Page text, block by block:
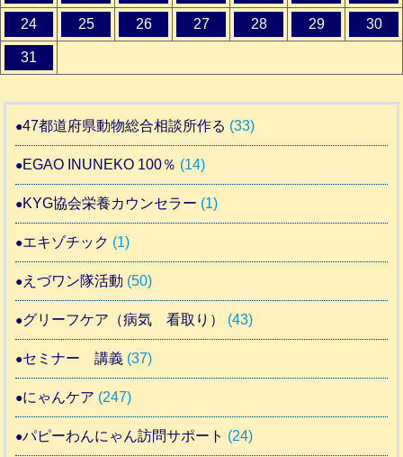
24 25 26 27 28 29 30
31
47都道府県動物総合相談所作る (33)
EGAO INUNEKO 100％ (14)
KYG協会栄養カウンセラー (1)
エキゾチック (1)
えづワン隊活動 (50)
グリーフケア（病気 看取り） (43)
セミナー 講義 (37)
にゃんケア (247)
パピーわんにゃん訪問サポート (24)